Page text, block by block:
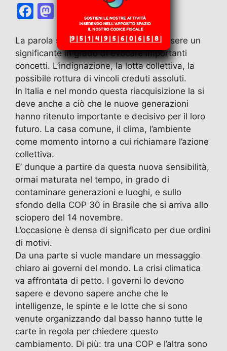
F
c
e
b
o
o
k
st
o
d
o
n
m
ai
l
el
e
gr
a
m
W
h
at
s
A
p
p
T
w
itt
er
n
di
vi
di
La parola sciopero sta tornando ad essere un
significante in grado di evocare importanti
concetti. L’indignazione, la lotta collettiva, la
possibile rottura di vincoli creduti assoluti.
In Italia e nel mondo questa riacquisizione la si
deve anche a ciò che le nuove generazioni
hanno ritenuto importante e decisivo per il loro
futuro. La casa comune, il clima, l’ambiente
come momento intorno a cui richiamare l’azione
collettiva.
E’ dunque a partire da questa nuova sensibilità,
ormai maturata nel tempo, in grado di
contaminare generazioni e luoghi, e sullo
sfondo della COP 30 in Brasile che si arriva allo
sciopero del 14 novembre.
L’occasione è densa di significato per due ordini
di motivi.
Da una parte si vuole mandare un messaggio
chiaro ai governi del mondo. La crisi climatica
va affrontata di petto. I governi lo devono
sapere e devono sapere anche che le
intelligenze, le spinte e le lotte che si sono
venute organizzando dal basso hanno tutte le
carte in regola per chiedere questo
cambiamento. Di più: tra una COP e l’altra sono